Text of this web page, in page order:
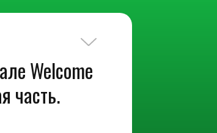
Welcome
часть.